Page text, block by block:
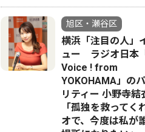
旭区・瀬谷区
横浜「注目の人」
ュー ラジオ日本
Voice ! from
YOKOHAMA」の
リティー 小野寺
「孤独を救ってく
オで、今度は私が